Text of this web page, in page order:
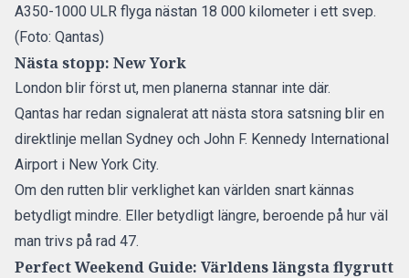
A350-1000 ULR flyga nästan 18 000 kilometer i ett svep.
(Foto: Qantas)
Nästa stopp: New York
London blir först ut, men planerna stannar inte där.
Qantas har redan signalerat att nästa stora satsning blir en
direktlinje mellan Sydney och John F. Kennedy International
Airport i New York City.
Om den rutten blir verklighet kan världen snart kännas
betydligt mindre. Eller betydligt längre, beroende på hur väl
man trivs på rad 47.
Perfect Weekend Guide: Världens längsta flygrutt